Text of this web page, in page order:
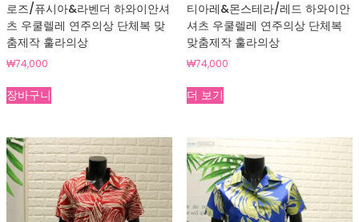
로즈/퓨시아&라벤더 하와이안셔
츠 우쿨렐레 연주의상 단체복 맞
춤제작 훌라의상
₩74,000
장바구니
티아레&몬스테라/레드 하와이안
셔츠 우쿨렐레 연주의상 단체복
맞춤제작 훌라의상
₩74,000
더 보기